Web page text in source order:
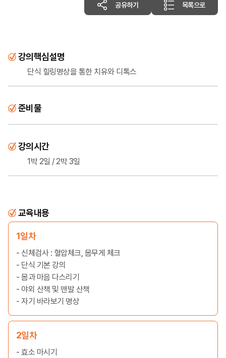
공유하기 목록으로
강의핵심설명
단식 힐링명상을 통한 치유와 디톡스
준비물
강의시간
1박 2일 / 2박 3일
교육내용
1일차
- 신체검사 : 혈압체크, 몸무게 체크
- 단식 기본 강의
- 몸과 마음 다스리기
- 야외 산책 및 맨발 산책
- 자기 바라보기 명상
2일차
- 효소 마시기